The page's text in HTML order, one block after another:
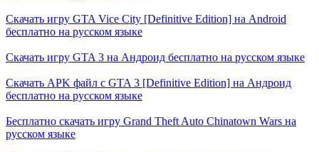
Скачать игру GTA Vice City [Definitive Edition] на Android
бесплатно на русском языке
Скачать игру GTA 3 на Андроид бесплатно на русском языке
Скачать APK файл с GTA 3 [Definitive Edition] на Андроид
бесплатно на русском языке
Бесплатно скачать игру Grand Theft Auto Chinatown Wars на
русском языке